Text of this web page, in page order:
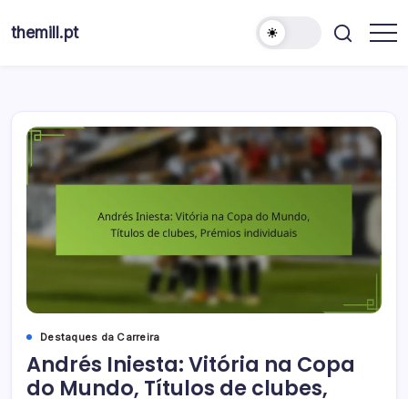
tothemill.pt
Destaques da Carreira
Andrés Iniesta: Vitória na Copa
do Mundo, Títulos de clubes,